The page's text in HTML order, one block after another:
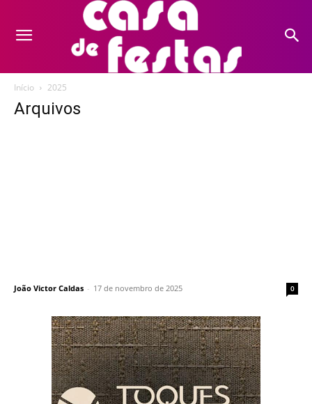
Início 2025
Arquivos
João Victor Caldas - 17 de novembro de 2025 0